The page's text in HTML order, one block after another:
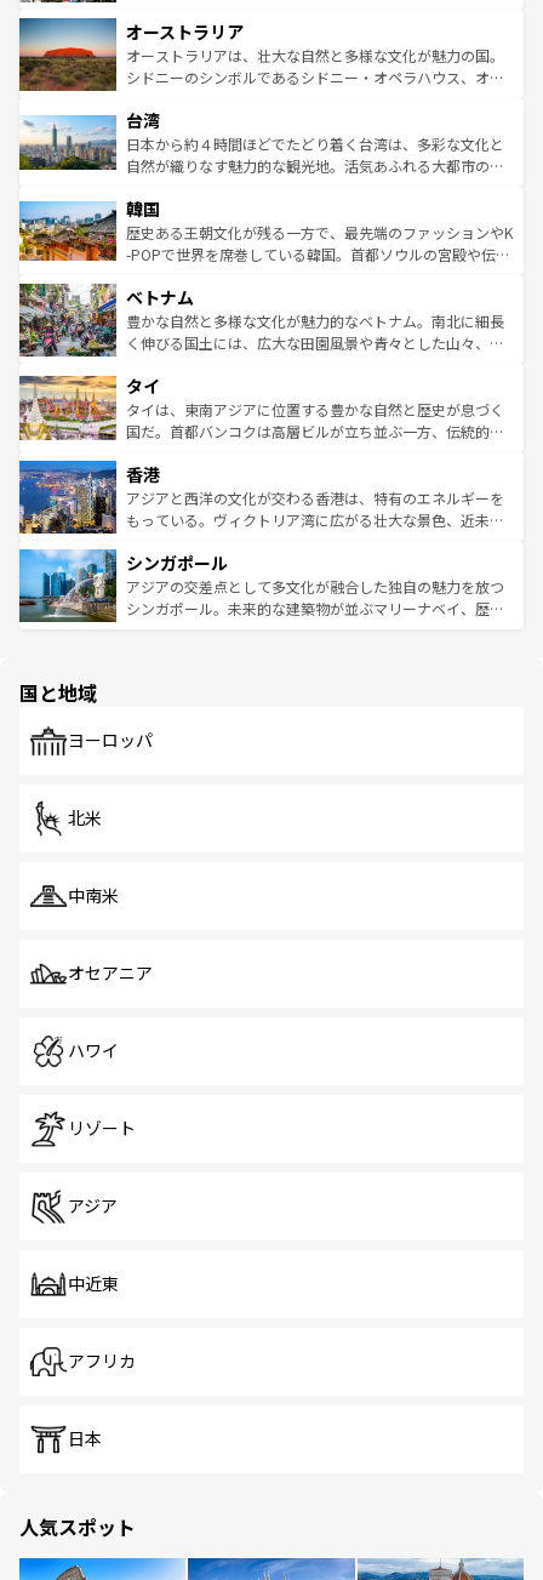
部のニューオーリンズでは、音楽と美食が融合した独特の
文化が魅力。旅行者はアメリカの各地域で異なる魅力を楽
しみながら、その多様性と豊かな歴史を感じることができ
ならではの贅沢な旅のスタイルだ。 なお、新着のアメリカ
情報はコンテンツ一覧を参照してほしい。
ワイ島は見逃せない。また、定番の観光地といえばオアフ
島だが、静かな自然を求めるならマウイ島やカウアイ島が
おすすめ。エメラルドグリーンに輝く海をはじめ、豊かな
れるおもてなしの心で訪れる人々を迎えてくれるハワイの
人々、おいしいローカルフードやハワイアンミュージッ
ク、伝統的なフラダンスなど、すべてがハワイの魅力を彩
ワイを、存分に味わってほしい。 なお、新着のハワイ情報
はコンテンツ一覧を参照してほしい。
オーストラリア
オーストラリアは、壮大な自然と多様な文化が魅力の国。
シドニーのシンボルであるシドニー・オペラハウス、オー
リアリーフや大陸中央部にそびえるウルル（エアーズロッ
ク）、タスマニアの美しい原生林やケアンズの熱帯雨林な
ど、見どころがたくさん。また、カフェやワイン、オージ
いる。アクティビティも充実しており、サーフィンやダイ
ビング、ハイキングなど、アウトドア好きにはたまらな
い。オーストラリアの多彩な魅力を存分に味わいつくそ
参照してほしい。
台湾
日本から約４時間ほどでたどり着く台湾は、多彩な文化と
自然が織りなす魅力的な観光地。活気あふれる大都市の台
ン）、静ひつな山岳地帯である台湾東部など、都市の喧騒
と山間の静けさが共存しており、訪れる人に新しい発見と
驚きをもたらしてくれる。また、奥深い台湾の食文化も魅
容にもいいと評判のスイーツなど、バラエティ豊かな料理
が味わえる。 なお、新着の台湾情報は コンテンツ一覧を参
照してほしい。
韓国
歴史ある王朝文化が残る一方で、最先端のファッションやK
-POPで世界を席巻している韓国。首都ソウルの宮殿や伝統
き、地方に足を延ばせば四季折々の自然美を楽しむことが
できる。そして、キムチや焼肉、絶品のストリートフード
まで、さまざまな韓国料理が待っている。夜には、韓国な
リティに包まれながら、韓国の多彩な魅力を心ゆくまで味
わってみてほしい。 なお、新着の韓国情報はコンテンツ一
覧を参照してほしい。
ベトナム
豊かな自然と多様な文化が魅力的なベトナム。南北に細長
く伸びる国土には、広大な田園風景や青々とした山々、世
急速な発展と共に伝統が息づく。ハノイの古い町並みやホ
ーチミン市のフランス統治時代の建物も、独特の雰囲気を
醸し出している。また、バラエティの豊かさとおいしさで
とつ。フォーやバインミー、ベトナムコーヒーなどは、ぜ
ひ現地で味わいたい。どの地域を訪れてもあたたかい人々
が旅行者を迎えてくれるので、きっと忘れられない旅にな
参照してほしい。
タイ
タイは、東南アジアに位置する豊かな自然と歴史が息づく
国だ。首都バンコクは高層ビルが立ち並ぶ一方、伝統的な
の活気が交差している。北部ではチェンマイなどの山岳地
帯で自然と触れ合い、南部ではプーケットやクラビの美し
いビーチでリゾート気分を楽しむことができる。タイ料理
激する。気候は一年中温暖で、どの季節にも異なる楽しみ
が待っている。親しみやすいタイの人々、仏教を中心とし
た文化、そして多様な観光資源が、訪れる旅人を魅了し続
香港
アジアと西洋の文化が交わる香港は、特有のエネルギーを
もっている。ヴィクトリア湾に広がる壮大な景色、近未来
み、どこを訪れても感動するはず。観光スポットが密集し
ており、効率よく見どころを回れるのも魅力。息をのむよ
うな絶景から文化的な体験まで、香港を存分に楽しみ尽く
シンガポール
アジアの交差点として多文化が融合した独自の魅力を放つ
シンガポール。未来的な建築物が並ぶマリーナベイ、歴史
で、ホーカーズは地元の風情を楽しめる外せないスポット
国と地域
ヨーロッパ
北米
中南米
オセアニア
ハワイ
リゾート
アジア
中近東
アフリカ
日本
人気スポット